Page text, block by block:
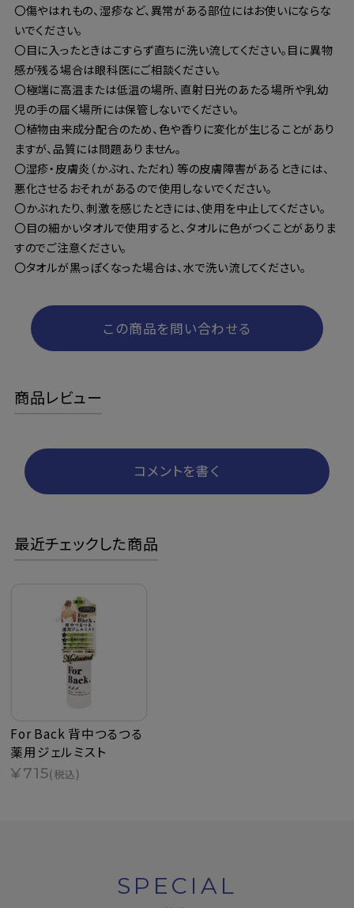
〇傷やはれもの、湿疹など、異常がある部位にはお使いにならな
いでください。
〇目に入ったときはこすらず直ちに洗い流してください。目に異物
感が残る場合は眼科医にご相談ください。
〇極端に高温または低温の場所、直射日光のあたる場所や乳幼
児の手の届く場所には保管しないでください。
〇植物由来成分配合のため、色や香りに変化が生じることがあり
ますが、品質には問題ありません。
〇湿疹・皮膚炎（かぶれ、ただれ）等の皮膚障害があるときには、
悪化させるおそれがあるので使用しないでください。
〇かぶれたり、刺激を感じたときには、使用を中止してください。
〇目の細かいタオルで使用すると、タオルに色がつくことがありま
すのでご注意ください。
〇タオルが黒っぽくなった場合は、水で洗い流してください。
この商品を問い合わせる
商品レビュー
コメントを書く
最近チェックした商品
For Back 背中つるつる
薬用ジェルミスト
¥715(税込)
SPECIAL